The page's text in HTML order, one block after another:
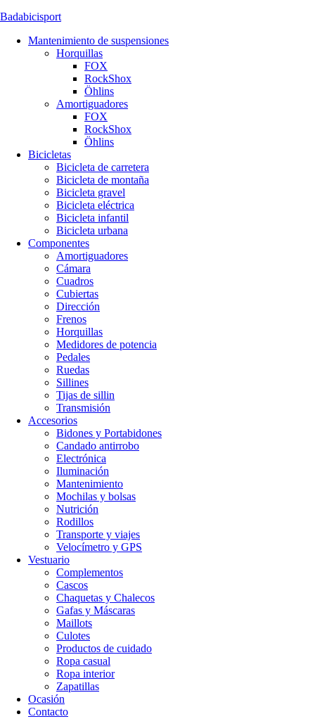
Badabicisport
Mantenimiento de suspensiones
Horquillas
FOX
RockShox
Öhlins
Amortiguadores
FOX
RockShox
Öhlins
Bicicletas
Bicicleta de carretera
Bicicleta de montaña
Bicicleta gravel
Bicicleta eléctrica
Bicicleta infantil
Bicicleta urbana
Componentes
Amortiguadores
Cámara
Cuadros
Cubiertas
Dirección
Frenos
Horquillas
Medidores de potencia
Pedales
Ruedas
Sillines
Tijas de sillin
Transmisión
Accesorios
Bidones y Portabidones
Candado antirrobo
Electrónica
Iluminación
Mantenimiento
Mochilas y bolsas
Nutrición
Rodillos
Transporte y viajes
Velocímetro y GPS
Vestuario
Complementos
Cascos
Chaquetas y Chalecos
Gafas y Máscaras
Maillots
Culotes
Productos de cuidado
Ropa casual
Ropa interior
Zapatillas
Ocasión
Contacto